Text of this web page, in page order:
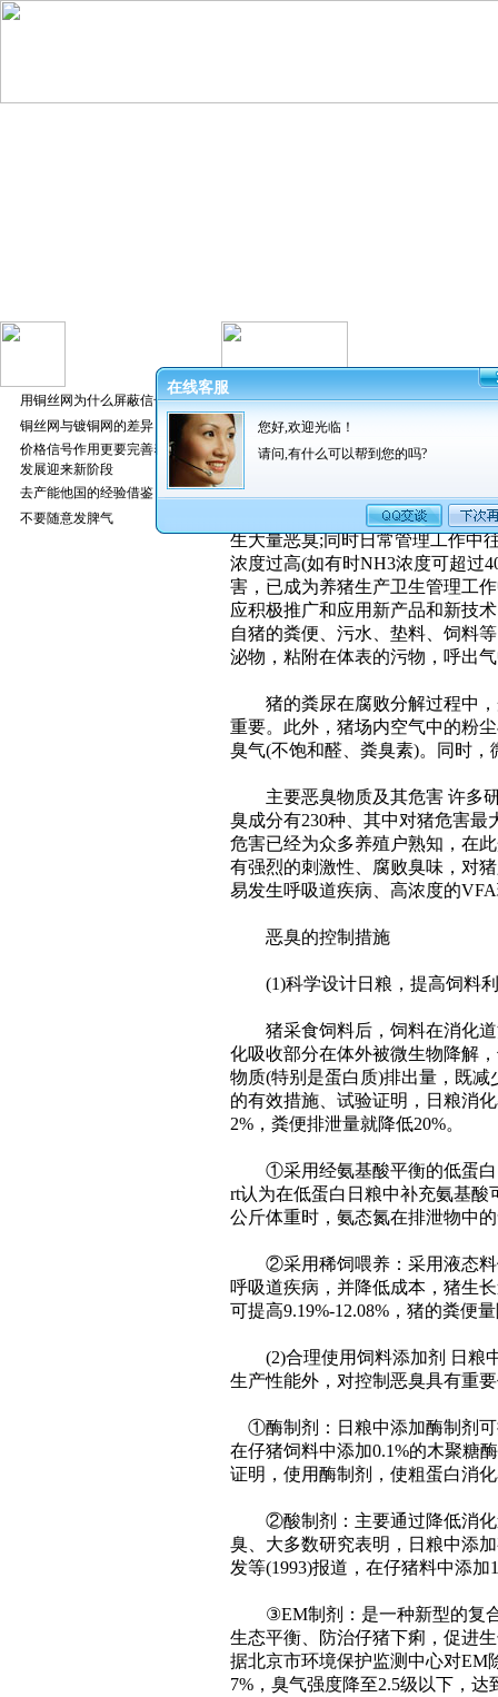
用铜丝网为什么屏蔽信号好
铜丝网与镀铜网的差异
价格信号作用更要完善养猪业
发展迎来新阶段
去产能他国的经验借鉴
不要随意发脾气
猪场恶臭是指对人和猪产生有害
中，一般一个年产万头肉猪的养
生大量恶臭;同时日常管理工作中
浓度过高(如有时NH3浓度可超过
害，已成为养猪生产卫生管理工
应积极推广和应用新产品和新技
自猪的粪便、污水、垫料、饲料
泌物，粘附在体表的污物，呼出
猪的粪尿在腐败分解过程中，
重要。此外，猪场内空气中的粉
臭气(不饱和醛、粪臭素)。同时
主要恶臭物质及其危害 许多研
臭成分有230种、其中对猪危害最
危害已经为众多养殖户熟知，在
有强烈的刺激性、腐败臭味，对
易发生呼吸道疾病、高浓度的
恶臭的控制措施
(1)科学设计日粮，提高饲料
猪采食饲料后，饲料在消化道
化吸收部分在体外被微生物降解
物质(特别是蛋白质)排出量，既
的有效措施、试验证明，日粮消
2%，粪便排泄量就降低20%。
①采用经氨基酸平衡的低蛋白
rt认为在低蛋白日粮中补充氨基酸
公斤体重时，氨态氮在排泄物中
②采用稀饲喂养：采用液态料
呼吸道疾病，并降低成本，猪生
可提高9.19%-12.08%，猪的粪便
(2)合理使用饲料添加剂 日粮中
生产性能外，对控制恶臭具有重
①酶制剂：日粮中添加酶制剂可
在仔猪饲料中添加0.1%的木聚糖
证明，使用酶制剂，使粗蛋白消
②酸制剂：主要通过降低消化
臭、大多数研究表明，日粮中添
发等(1993)报道，在仔猪料中添
③EM制剂：是一种新型的复合
生态平衡、防治仔猪下痢，促进
据北京市环境保护监测中心对EM
7%，臭气强度降至2.5级以下，
在线客服
您好,欢迎光临！
请问,有什么可以帮到您的吗?